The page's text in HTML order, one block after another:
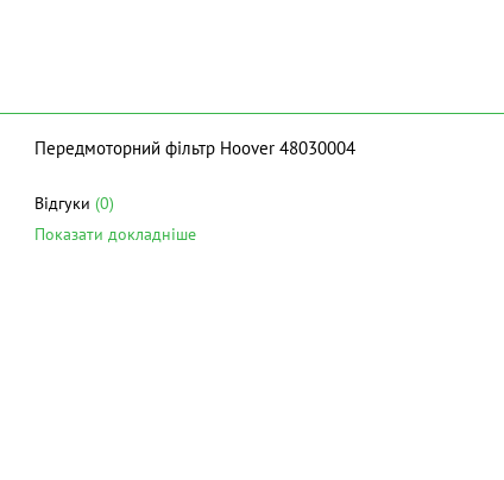
Передмоторний фільтр Hoover 48030004
Відгуки (0)
Показати докладніше